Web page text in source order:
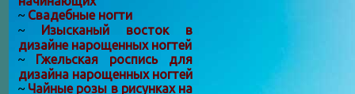
~ Свадебные ногти
~ Изысканый восток в
дизайне нарощенных ногтей
~ Гжельская роспись для
дизайна нарощенных ногтей
~ Чайные розы в рисунках на